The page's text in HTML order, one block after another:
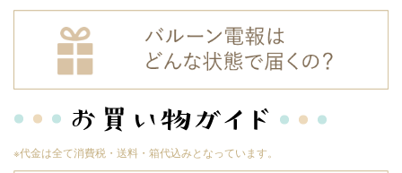
※代金は全て消費税・送料・箱代込みとなっています。